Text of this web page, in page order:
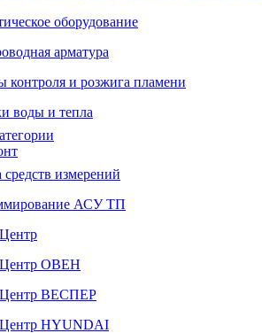
оборудование
арматура
контроля и розжига пламени
воды и тепла
измерений
АСУ ТП
ОВЕН
Центр ВЕСПЕР
HYUNDAI